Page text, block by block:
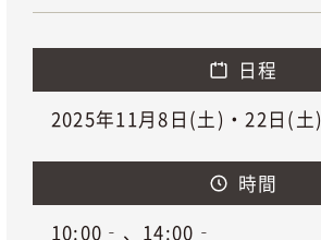
日程
2025年11月8日(土)・22日(土)
時間
10:00‐、14:00‐